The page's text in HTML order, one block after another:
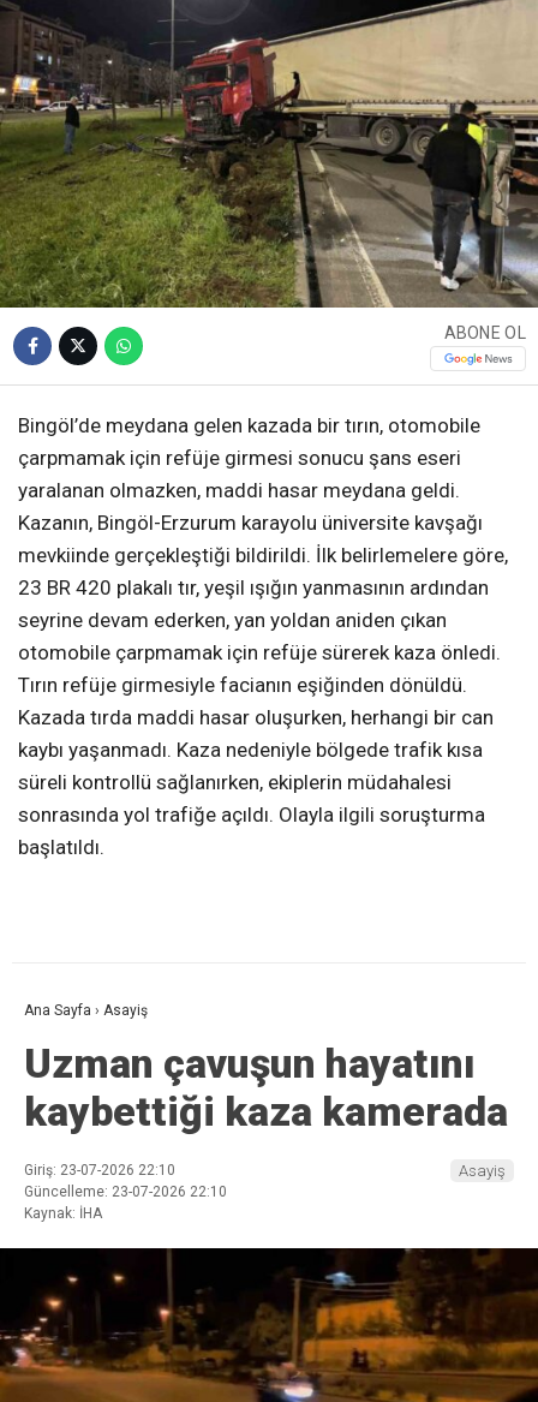
ABONE OL
Bingöl’de meydana gelen kazada bir tırın, otomobile
çarpmamak için refüje girmesi sonucu şans eseri
yaralanan olmazken, maddi hasar meydana geldi.
Kazanın, Bingöl-Erzurum karayolu üniversite kavşağı
mevkiinde gerçekleştiği bildirildi. İlk belirlemelere göre,
23 BR 420 plakalı tır, yeşil ışığın yanmasının ardından
seyrine devam ederken, yan yoldan aniden çıkan
otomobile çarpmamak için refüje sürerek kaza önledi.
Tırın refüje girmesiyle facianın eşiğinden dönüldü.
Kazada tırda maddi hasar oluşurken, herhangi bir can
kaybı yaşanmadı. Kaza nedeniyle bölgede trafik kısa
süreli kontrollü sağlanırken, ekiplerin müdahalesi
sonrasında yol trafiğe açıldı. Olayla ilgili soruşturma
başlatıldı.
Ana Sayfa › Asayiş
Uzman çavuşun hayatını
kaybettiği kaza kamerada
Giriş: 23-07-2026 22:10
Güncelleme: 23-07-2026 22:10
Kaynak: İHA
Asayiş